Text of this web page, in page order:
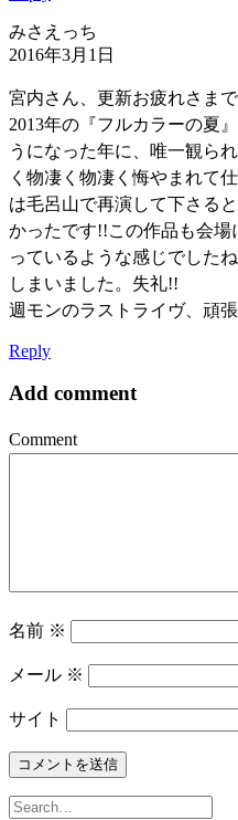
みさえっち
2016年3月1日
宮内さん、更新お疲れさまで
2013年の『フルカラーの夏
うになった年に、唯一観ら
く物凄く物凄く悔やまれて
は毛呂山で再演して下さる
かったです!!この作品も会場
っているような感じでした
しまいました。失礼!!
週モンのラストライヴ、頑
Reply
Add comment
Comment
名前 ※
メール ※
サイト